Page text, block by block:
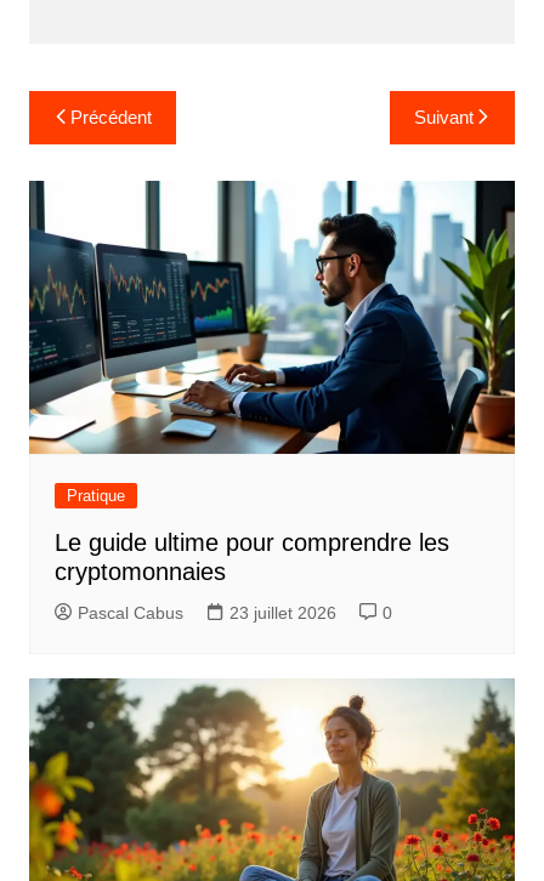
a
v
i
g
a
t
i
o
n
r
t
i
c
l
e
Précédent Suivant
Pratique
Le guide ultime pour comprendre les
cryptomonnaies
Pascal Cabus 23 juillet 2026 0